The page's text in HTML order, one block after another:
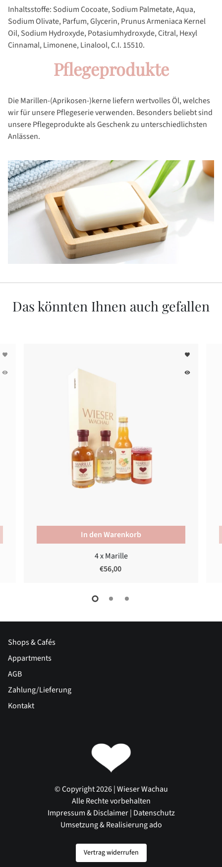
Inhaltsstoffe: Sodium Cocoate, Sodium Palmetate, Aqua,
Sodium Olivate, Parfum, Glycerin, Prunus Armeniaca Kernel
Oil, Sodium Hydroxyde, Potasiumhydroxyde, Citral, Hexyl
Cinnamal, Limonene, Linalool, C.I. 15510.
Pflegeprodukte
Die Marillen-(Aprikosen-)kerne liefern wertvolles Öl, welches
wir für unsere Pflegeserie verwenden. Besonders beliebt sind
unsere Pflegeprodukte als Geschenk zu unterschiedlichsten
Anlässen.
Das könnten Ihnen auch gefallen
favorite
remove_red_eye
favorite
remove_red_eye
In den Warenkorb
4 x Marille
€56,00
Shops & Cafés
Appartments
AGB
Zahlung/Lieferung
Kontakt
© Copyright 2026 | Wieser Wachau
Alle Rechte vorbehalten
Impressum & Disclaimer| Datenschutz
Umsetzung & Realisierung ado
Vertrag widerrufen